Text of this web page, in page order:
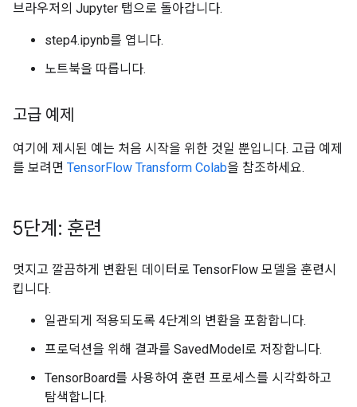
브라우저의 Jupyter 탭으로 돌아갑니다.
step4.ipynb를 엽니다.
노트북을 따릅니다.
고급 예제
여기에 제시된 예는 처음 시작을 위한 것일 뿐입니다. 고급 예제
를 보려면 TensorFlow Transform Colab을 참조하세요.
5단계: 훈련
멋지고 깔끔하게 변환된 데이터로 TensorFlow 모델을 훈련시
킵니다.
일관되게 적용되도록 4단계의 변환을 포함합니다.
프로덕션을 위해 결과를 SavedModel로 저장합니다.
TensorBoard를 사용하여 훈련 프로세스를 시각화하고
탐색합니다.